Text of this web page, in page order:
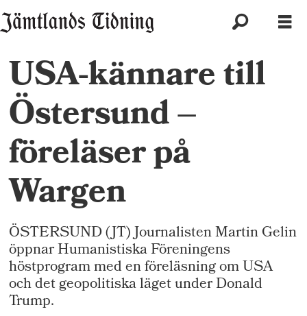
USA-kännare till
Östersund –
föreläser på
Wargen
ÖSTERSUND (JT) Journalisten Martin Gelin
öppnar Humanistiska Föreningens
höstprogram med en föreläsning om USA
och det geopolitiska läget under Donald
Trump.